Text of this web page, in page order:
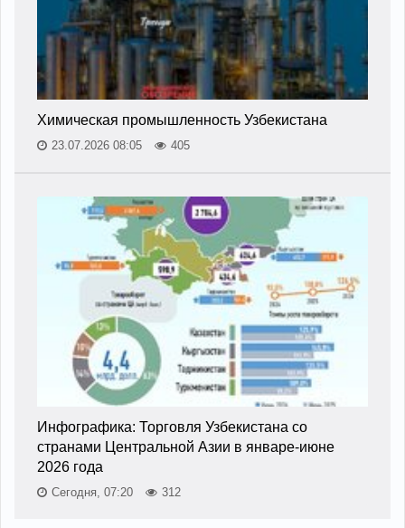
Химическая промышленность Узбекистана
23.07.2026 08:05 405
Инфографика: Торговля Узбекистана со
странами Центральной Азии в январе-июне
2026 года
Сегодня, 07:20 312